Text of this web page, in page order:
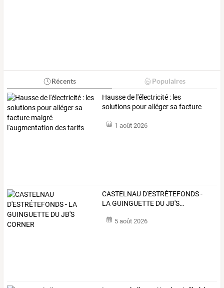
Récents Populaires
Haussede l'électricité : les
solutions pourallégersa facture
1 août 2026
CASTELNAU D'ESTRÉTEFONDS-
LAGUINGUETTE DUJB'S…
5 août 2026